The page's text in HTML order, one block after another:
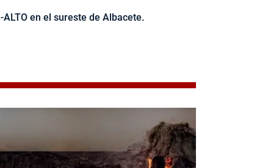
-ALTO en el sureste de Albacete.